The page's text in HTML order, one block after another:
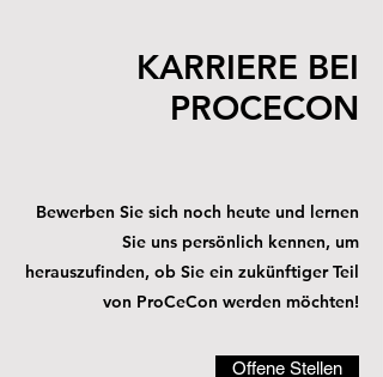
KARRIERE BEI
PROCECON
Bewerben Sie sich noch heute und lernen
Sie uns persönlich kennen, um
herauszufinden, ob Sie ein zukünftiger Teil
von ProCeCon werden möchten!
Offene Stellen